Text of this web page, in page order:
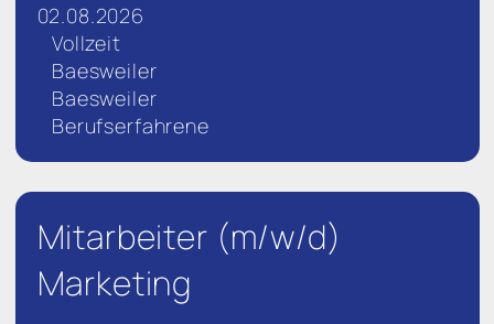
02.08.2026
Vollzeit
Baesweiler
Baesweiler
Berufserfahrene
Mitarbeiter (m/w/d)
Marketing